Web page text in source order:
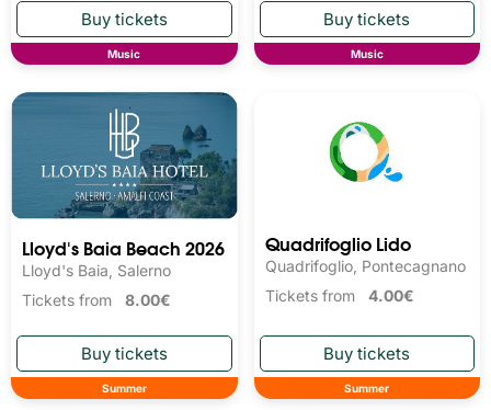
Music Music
Lloyd's Baia Beach 2026
Lloyd's Baia, Salerno
Tickets from 8.00€
Summer
Quadrifoglio Lido
Quadrifoglio, Pontecagnano
Tickets from 4.00€
Summer